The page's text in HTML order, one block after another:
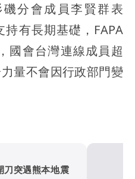
分會成員李賢群表
有長期基礎，FAPA
國會台灣連線成員超
量不會因行政部門變
刀突遇熊本地震